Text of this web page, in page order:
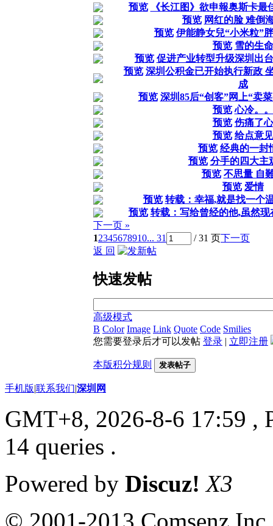
预览
《长江图》欲申報奥斯卡最
预览 网红的脸 难倒
预览 伊能静女兒“小米粒”
预览 雪的生命
预览 促进产业转型升级深圳出
预览 深圳公积金已开始执行新政
成
预览 深圳85后“创客”网上“卖
预览 心冷。。
预览 伤痛了心
预览 给点意见
预览 经典的一封
预览 分手的四大主
预览 不思量 自
预览 爱情
预览 转载：幸福,就是找一个
预览 转载：写给曾经的他,虽然
下一页 »
12345678910... 31 / 31 页下一页
返 回
快速发帖
高级模式
B Color Image Link Quote Code Smilies
您需要登录后才可以发帖 登录 | 立即注册
本版积分规则 发表帖子
手机版|联系我们|深圳网
GMT+8, 2026-8-6 17:59 ,
14 queries .
Powered by Discuz! X3